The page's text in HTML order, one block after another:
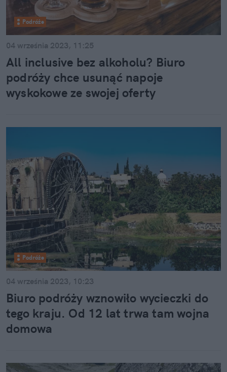
Podróże
04 września 2023, 11:25
All inclusive bez alkoholu? Biuro
podróży chce usunąć napoje
wyskokowe ze swojej oferty
Podróże
04 września 2023, 10:23
Biuro podróży wznowiło wycieczki do
tego kraju. Od 12 lat trwa tam wojna
domowa